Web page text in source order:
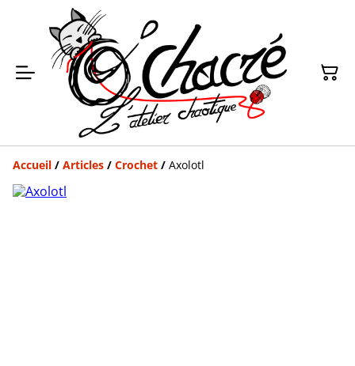
Accueil / Articles / Crochet / Axolotl